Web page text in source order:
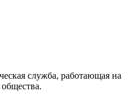
служба, работающая на